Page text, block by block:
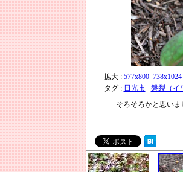
拡大 : 577x800 738x1024
タグ : 日光市
磐裂（イ
そろそろかと思い